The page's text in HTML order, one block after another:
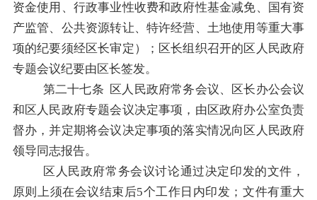
资金使用、行政事业性收费和政府性基金减免、国有资
产监管、公共资源转让、特许经营、土地使用等重大事
项的纪要须经区长审定）；区长组织召开的 区人民政府
专题会议纪要由区长签发。
第二十七条 区人民政府常务会议、区长办公会议
和 区人民政府专题会议决定事项，由 区政府办公室负责
督办，并定期将会议决定事项的落实情况向 区人民政府
领导同志报告。
区人民政府常务会议讨论通过决定印发的文件，
原则上须在会议结束后5个工作日内印发；文件有重大